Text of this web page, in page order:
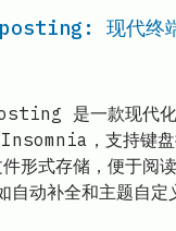
现代终端
是一款现代化的
，支持键盘
形式存储，便于阅
自动补全和主题自定